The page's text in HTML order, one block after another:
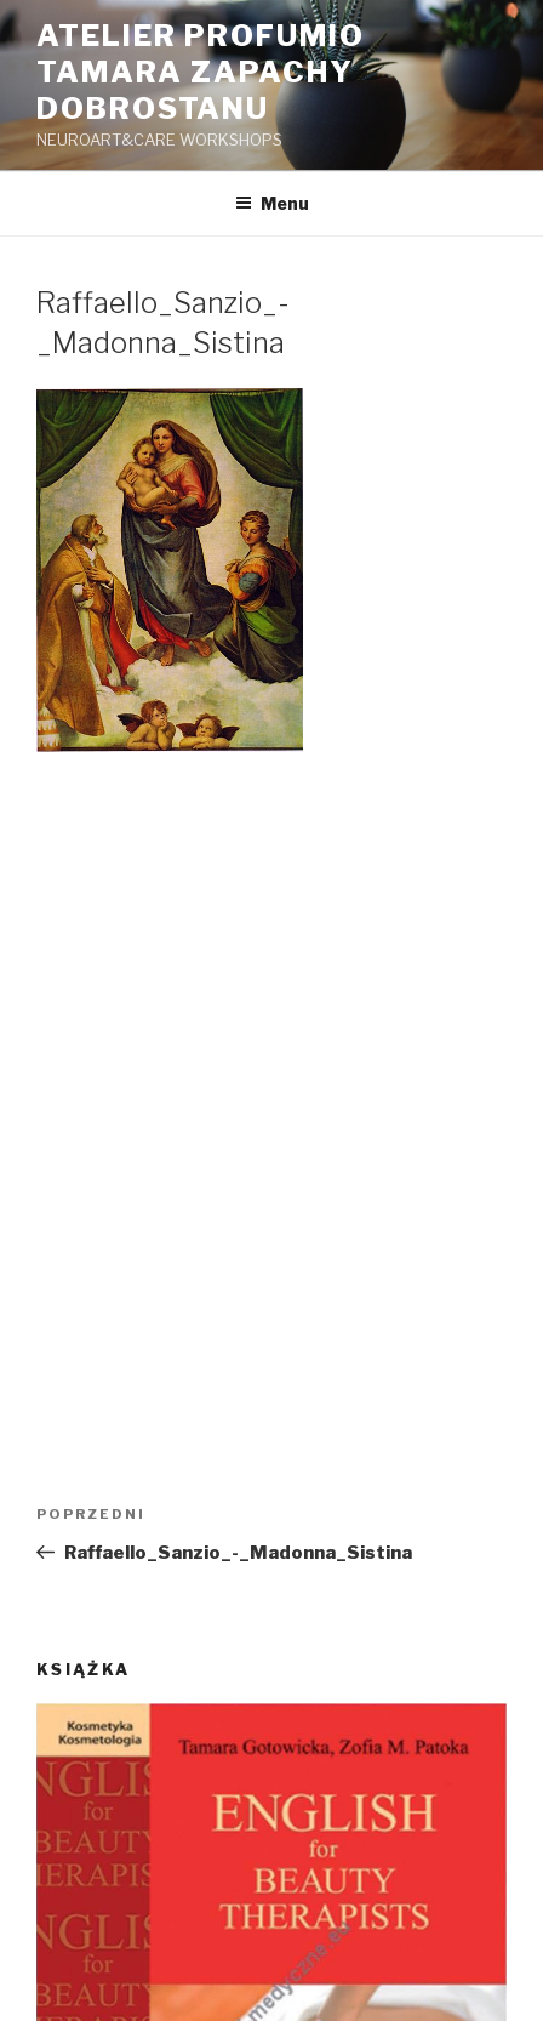
Przeskocz
do
ATELIER PROFUMIO
TAMARA ZAPACHY
DOBROSTANU
NEUROART&CARE WORKSHOPS
Menu
Raffaello_Sanzio_-
_Madonna_Sistina
Poprzedni
wpis
POPRZEDNI
Raffaello_Sanzio_-_Madonna_Sistina
KSIĄŻKA